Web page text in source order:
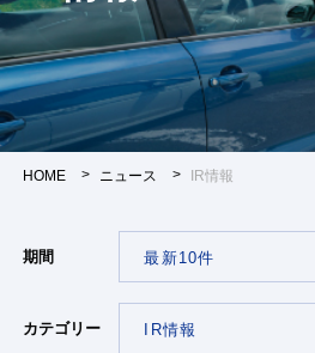
HOME ニュース IR情報
期間
カテゴリー